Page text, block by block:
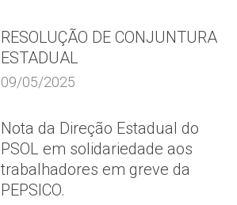
RESOLUÇÃO DE CONJUNTURA
ESTADUAL
09/05/2025
Nota da Direção Estadual do
PSOL em solidariedade aos
trabalhadores em greve da
PEPSICO.